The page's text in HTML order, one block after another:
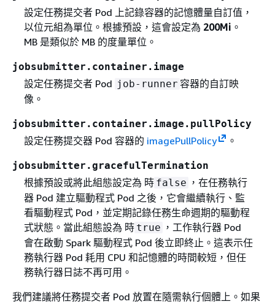
設定任務提交者 Pod 上記錄容器的記憶體量自訂值，
以位元組為單位。根據預設，這會設定為 200Mi 。
MB 是類似於 MB 的度量單位。
jobsubmitter.container.image
設定任務提交者 Pod job-runner 容器的自訂映
像。
jobsubmitter.container.image.pullPolicy
設定任務提交器 Pod 容器的 imagePullPolicy 。
jobsubmitter.gracefulTermination
根據預設或將此組態設定為 時 false ，在任務執行
器 Pod 建立驅動程式 Pod 之後，它會繼續執行、監
看驅動程式 Pod，並定期記錄任務生命週期的驅動程
式狀態。當此組態設為 時 true ，工作執行器 Pod
會在啟動 Spark 驅動程式 Pod 後立即終止。這表示任
務執行器 Pod 耗用 CPU 和記憶體的時間較短，但任
務執行器日誌不再可用。
我們建議將任務提交者 Pod 放置在隨需執行個體上。如果